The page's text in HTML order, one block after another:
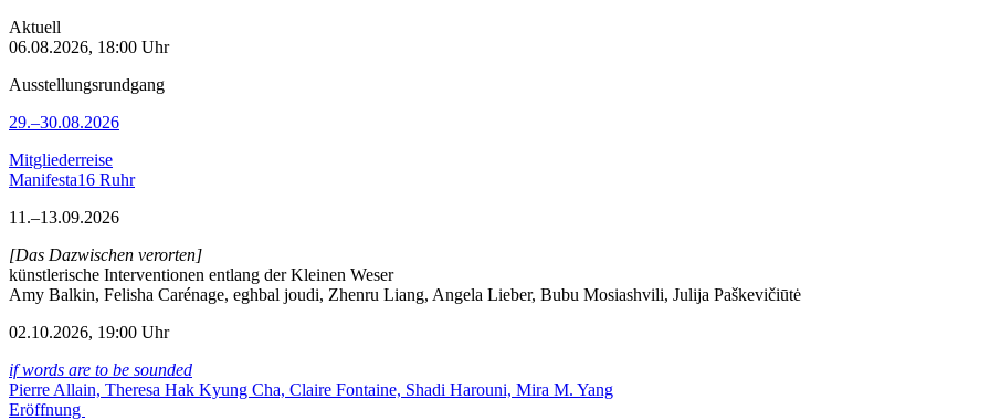
Aktuell
06.08.2026, 18:00 Uhr
Ausstellungsrundgang
29.–30.08.2026
Mitgliederreise
Manifesta16 Ruhr
11.–13.09.2026
[Das Dazwischen verorten]
künstlerische Interventionen entlang der Kleinen Weser
Amy Balkin, Felisha Carénage, eghbal joudi, Zhenru Liang, Angela Lieber, Bubu Mosiashvili, Julija Paškevičiūtė
02.10.2026, 19:00 Uhr
if words are to be sounded
Pierre Allain, Theresa Hak Kyung Cha, Claire Fontaine, Shadi Harouni, Mira M. Yang
Eröffnung